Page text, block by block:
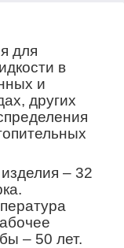
для
в
и
других
– 32
– 50 лет.